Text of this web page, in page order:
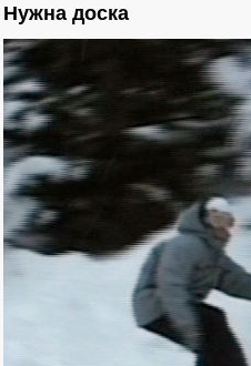
Нужна доска